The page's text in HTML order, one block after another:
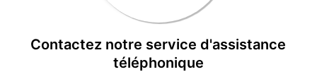
Contactez notre service d'assistance
téléphonique